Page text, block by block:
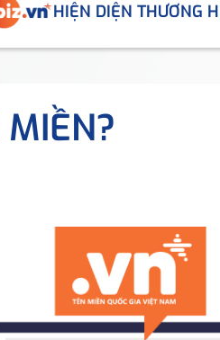
HIỆN DIỆN THƯƠNG